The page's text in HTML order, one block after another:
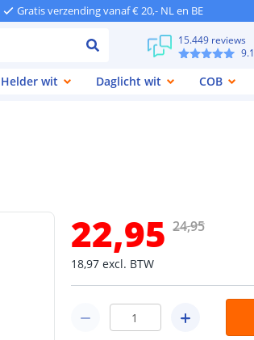
Gratis verzending vanaf € 20,- NL en BE
15.449 reviews
9.1
Helder wit Daglicht wit COB
22,95
18,97 excl. BTW
24,95